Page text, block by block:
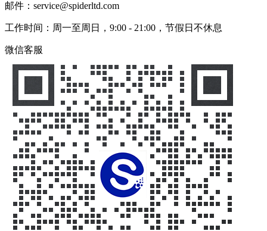
邮件：service@spiderltd.com
工作时间：周一至周日，9:00 - 21:00，节假日不休息
微信客服